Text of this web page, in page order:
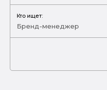
Кто ищет:
Бренд-менеджер